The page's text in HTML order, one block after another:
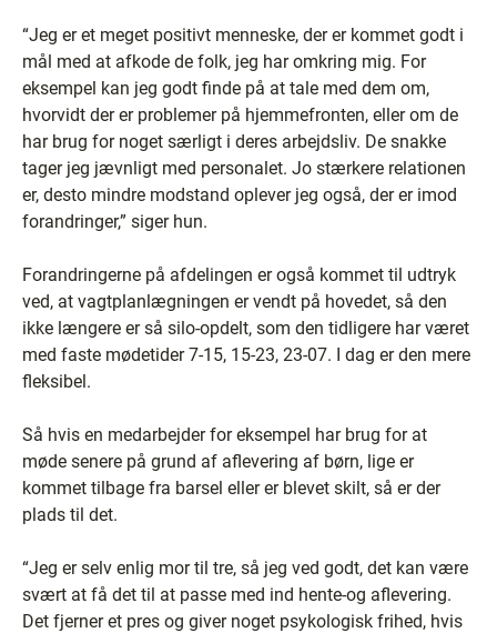
“Jeg er et meget positivt menneske, der er kommet godt i
mål med at afkode de folk, jeg har omkring mig. For
eksempel kan jeg godt finde på at tale med dem om,
hvorvidt der er problemer på hjemmefronten, eller om de
har brug for noget særligt i deres arbejdsliv. De snakke
tager jeg jævnligt med personalet. Jo stærkere relationen
er, desto mindre modstand oplever jeg også, der er imod
forandringer,” siger hun.
Forandringerne på afdelingen er også kommet til udtryk
ved, at vagtplanlægningen er vendt på hovedet, så den
ikke længere er så silo-opdelt, som den tidligere har været
med faste mødetider 7-15, 15-23, 23-07. I dag er den mere
fleksibel.
Så hvis en medarbejder for eksempel har brug for at
møde senere på grund af aflevering af børn, lige er
kommet tilbage fra barsel eller er blevet skilt, så er der
plads til det.
“Jeg er selv enlig mor til tre, så jeg ved godt, det kan være
svært at få det til at passe med ind hente-og aflevering.
Det fjerner et pres og giver noget psykologisk frihed, hvis